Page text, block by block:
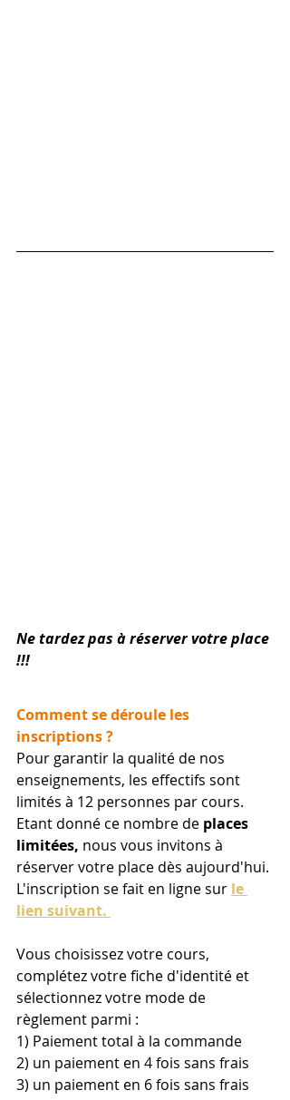
Ne tardez pas à réserver votre place
!!!
Comment se déroule les
inscriptions ?
Pour garantir la qualité de nos
enseignements, les effectifs sont
limités à 12 personnes par cours.
Etant donné ce nombre de places
limitées, nous vous invitons à
réserver votre place dès aujourd'hui.
L'inscription se fait en ligne sur le
lien suivant.
Vous choisissez votre cours,
complétez votre fiche d'identité et
sélectionnez votre mode de
règlement parmi :
1) Paiement total à la commande
2) un paiement en 4 fois sans frais
3) un paiement en 6 fois sans frais